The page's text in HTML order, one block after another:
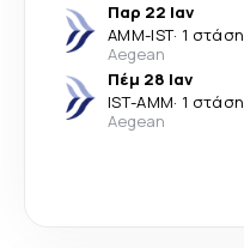
Παρ 22 Ιαν
AMM-IST· 1 στάση
Aegean
Πέμ 28 Ιαν
IST-AMM· 1 στάση
Aegean